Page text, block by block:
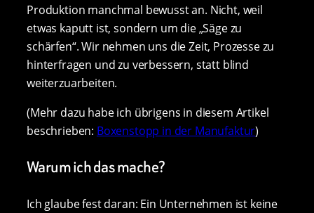
Produktion manchmal bewusst an. Nicht, weil
etwas kaputt ist, sondern um die „Säge zu
schärfen“. Wir nehmen uns die Zeit, Prozesse zu
hinterfragen und zu verbessern, statt blind
weiterzuarbeiten.
(Mehr dazu habe ich übrigens in diesem Artikel
beschrieben: Boxenstopp in der Manufaktur)
Warum ich das mache?
Ich glaube fest daran: Ein Unternehmen ist keine